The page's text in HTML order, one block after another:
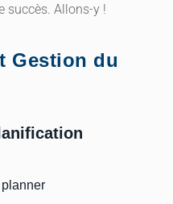
succès. Allons-y !
Gestion du